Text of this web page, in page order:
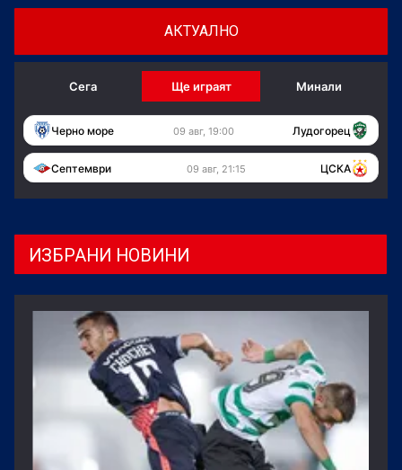
АКТУАЛНО
Сега Ще играят Минали
Черно море 09 авг, 19:00 Лудогорец
Септември 09 авг, 21:15 ЦСКА
ИЗБРАНИ НОВИНИ